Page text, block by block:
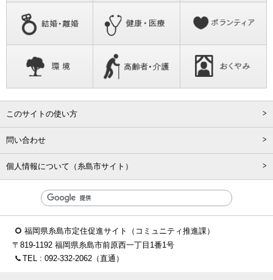
このサイトの使い方
問い合わせ
個人情報について（糸島市サイト）
福岡県糸島市定住促進サイト（コミュニティ推進課）
〒819-1192 福岡県糸島市前原西一丁目1番1号
TEL : 092-332-2062 （直通）